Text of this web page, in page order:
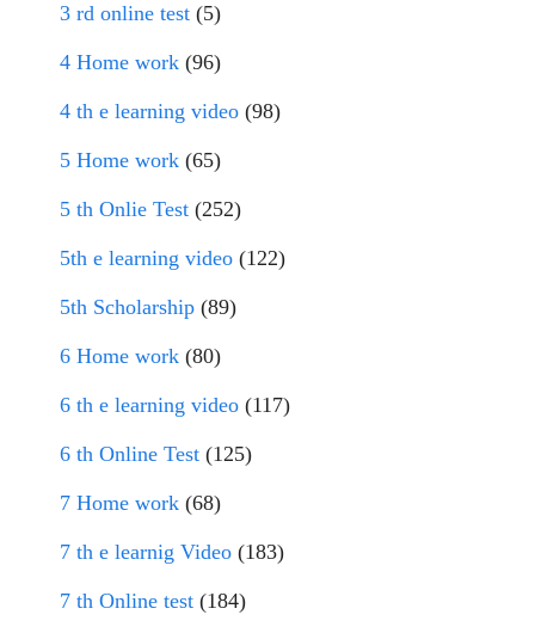
3 rd online test (5)
4 Home work (96)
4 th e learning video (98)
5 Home work (65)
5 th Onlie Test (252)
5th e learning video (122)
5th Scholarship (89)
6 Home work (80)
6 th e learning video (117)
6 th Online Test (125)
7 Home work (68)
7 th e learnig Video (183)
7 th Online test (184)